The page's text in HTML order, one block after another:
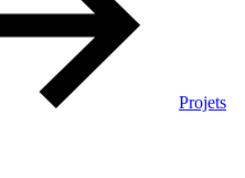
Projets